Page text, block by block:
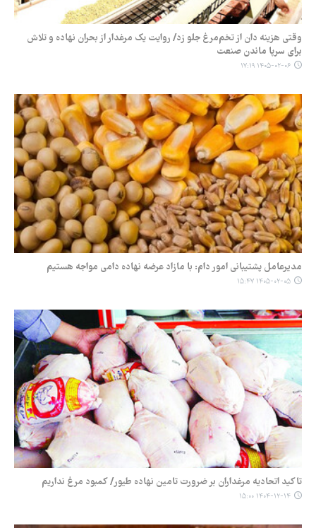
وقتی هزینه دان از تخم‌مرغ جلو زد/ روایت یک مرغدار از بحران نهاده و تلاش
برای سرپا ماندن صنعت
۱۴۰۵-۰۲-۰۶ ۱۷:۱۹
مدیرعامل پشتیبانی امور دام: با مازاد عرضه نهاده دامی مواجه هستیم
۱۴۰۵-۰۲-۰۵ ۱۵:۴۷
تاکید اتحادیه مرغداران بر ضرورت تامین نهاده طیور/ کمبود مرغ نداریم
۱۴۰۴-۱۲-۱۴ ۱۵:۰۰